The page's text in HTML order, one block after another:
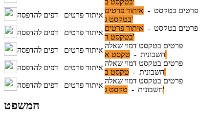
בטקסט ב'
דפים להדפסה
איתור פרטים
פרטים בטקסט - איתור פרטים
בטקסט ג'
דפים להדפסה
איתור פרטים
פרטים בטקסט - איתור פרטים
בטקסט ד'
דפים להדפסה
איתור פרטים
פרטים בטקסט דמוי שאלה
חשבונית -טקסט א'
דפים להדפסה
איתור פרטים
פרטים בטקסט דמוי שאלה
חשבונית -טקסט ב'
דפים להדפסה
איתור פרטים
פרטים בטקסט דמוי שאלה
חשבונית -טקסט ג'
המשפט